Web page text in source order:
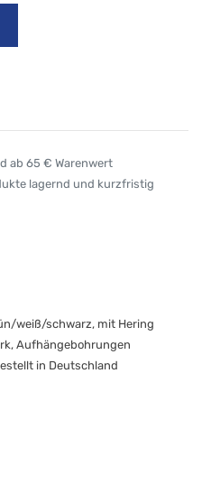
ab 65 € Warenwert
lagernd und kurzfristig
weiß/schwarz, mit Hering
Aufhängebohrungen
in Deutschland